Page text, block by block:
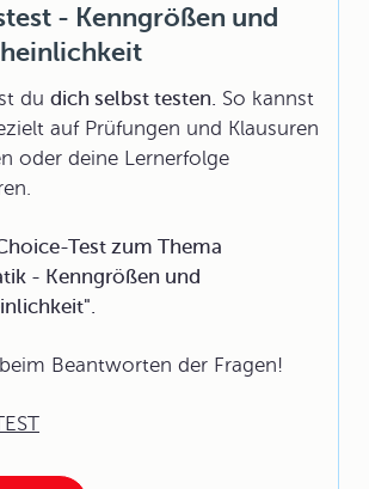
- Kenngrößen und
du dich selbst testen. So kannst
auf Prüfungen und Klausuren
oder deine Lernerfolge
Test zum Thema
- Kenngrößen und
Beantworten der Fragen!